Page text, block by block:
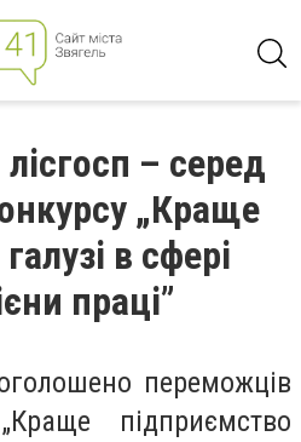
– серед
„Краще
в сфері
праці”
переможців
підприємство